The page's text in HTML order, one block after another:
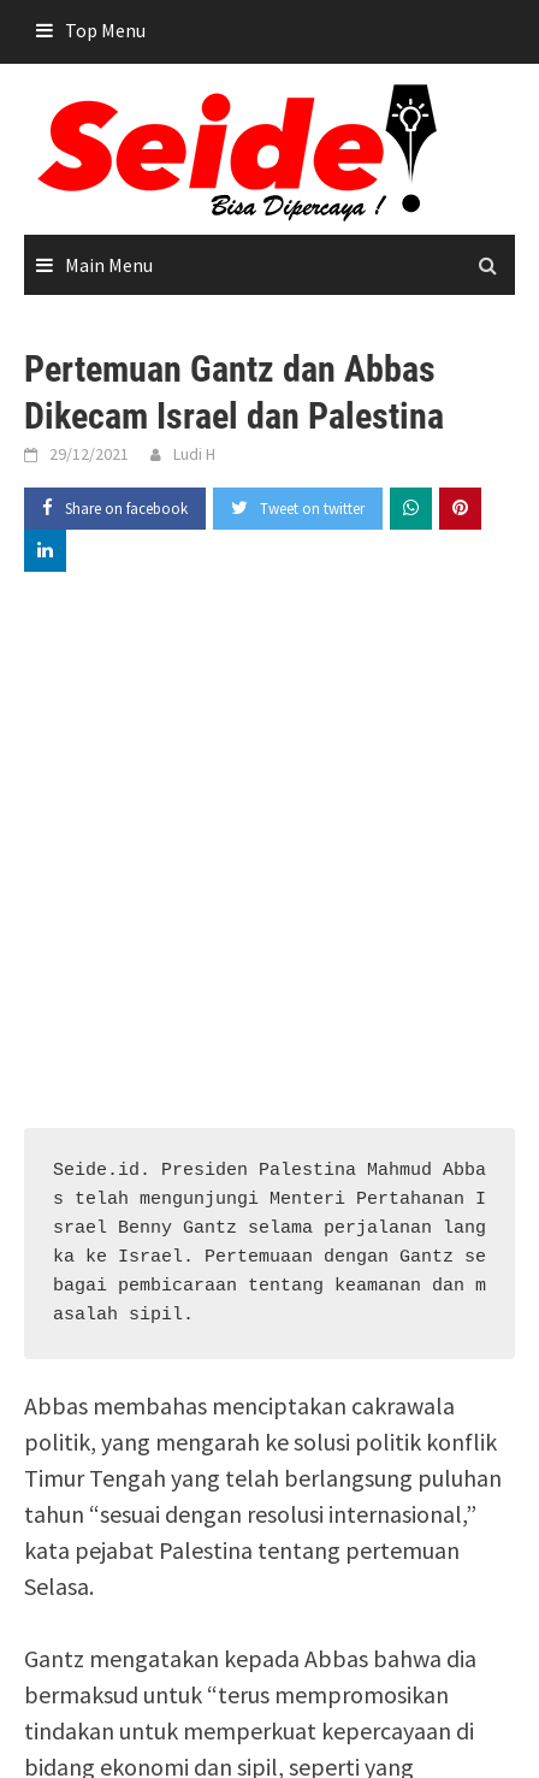
content
Top Menu
Main Menu
Pertemuan Gantz dan Abbas
Dikecam Israel dan Palestina
29/12/2021 Ludi H
Share on facebook Tweet on twitter
Seide.id. Presiden Palestina Mahmud Abba
s telah mengunjungi Menteri Pertahanan I
srael Benny Gantz selama perjalanan lang
ka ke Israel. Pertemuaan dengan Gantz se
bagai pembicaraan tentang keamanan dan m
asalah sipil.
Abbas membahas menciptakan cakrawala
politik, yang mengarah ke solusi politik konflik
Timur Tengah yang telah berlangsung puluhan
tahun “sesuai dengan resolusi internasional,”
kata pejabat Palestina tentang pertemuan
Selasa.
Gantz mengatakan kepada Abbas bahwa dia
bermaksud untuk “terus mempromosikan
tindakan untuk memperkuat kepercayaan di
bidang ekonomi dan sipil, seperti yang